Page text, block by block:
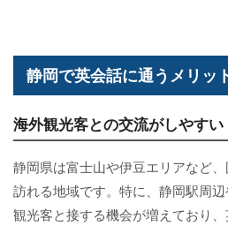
静岡で英会話に通うメリッ
海外観光客との交流がしやすい
静岡県は富士山や伊豆エリアなど
訪れる地域です。特に、静岡駅周
観光客と接する機会が増えており